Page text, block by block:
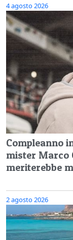
4 agosto 2026
Compleanno
mister Marco
meriterebbe
2 agosto 2026